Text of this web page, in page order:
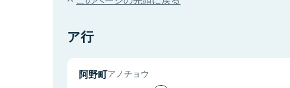
ア行
阿野町アノチョウ